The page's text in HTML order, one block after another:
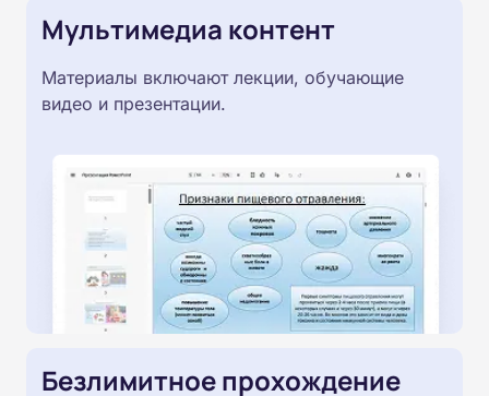
Мультимедиа контент
Материалы включают лекции, обучающие
видео и презентации.
Безлимитное прохождение